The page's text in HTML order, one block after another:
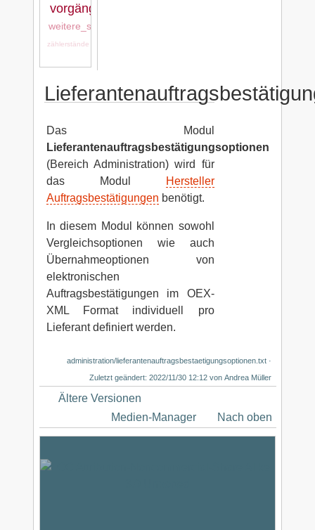
vorgänge
weitere_stammdaten
zählerstände
Das Modul
Lieferantenauftragsbestätigungsoptionen
(Bereich Administration) wird für
das Modul
Hersteller
Auftragsbestätigungen benötigt.
In diesem Modul können sowohl
Vergleichsoptionen wie auch
Übernahmeoptionen von
elektronischen
Auftragsbestätigungen im OEX-
XML Format individuell pro
Lieferant definiert werden.
administration/lieferantenauftragsbestaetigungsoptionen.txt ·
Zuletzt geändert: 2022/11/30 12:12 vonAndrea Müller
Ältere Versionen
Medien-Manager
Nach oben